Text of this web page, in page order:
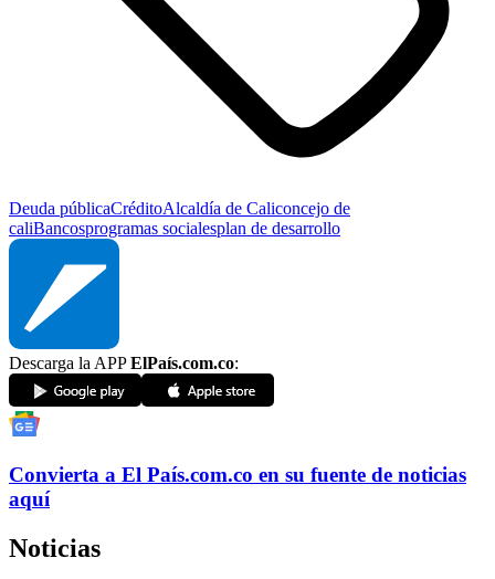
Deuda públicaCréditoAlcaldía de Caliconcejo de
caliBancosprogramas socialesplan de desarrollo
Descarga la APPElPaís.com.co:
Convierta a El País.com.co en su fuente de noticias
aquí
Noticias